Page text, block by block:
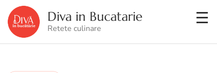
Diva in Bucatarie
Retete culinare